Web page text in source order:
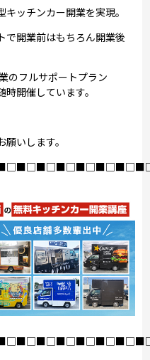
ッチンカー開業を実現。
で開業前はもちろん開業後
のフルサポートプラン
開催しています。
いします。